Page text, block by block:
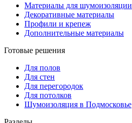
Материалы для шумоизоляции
Декоративные материалы
Профили и крепеж
Дополнительные материалы
Готовые решения
Для полов
Для стен
Для перегородок
Для потолков
Шумоизоляция в Подмосковье